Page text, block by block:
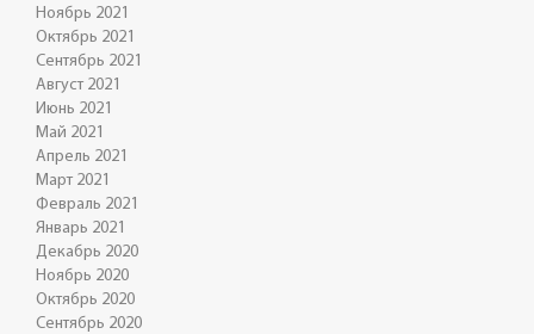
Ноябрь 2021
Октябрь 2021
Сентябрь 2021
Август 2021
Июнь 2021
Май 2021
Апрель 2021
Март 2021
Февраль 2021
Январь 2021
Декабрь 2020
Ноябрь 2020
Октябрь 2020
Сентябрь 2020